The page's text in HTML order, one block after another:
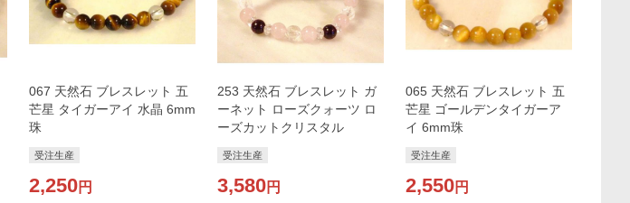
067 天然石 ブレスレット 五
芒星 タイガーアイ 水晶 6mm
珠
受注生産
2,250円
253 天然石 ブレスレット ガ
ーネット ローズクォーツ ロ
ーズカットクリスタル
受注生産
3,580円
065 天然石 ブレスレット 五
芒星 ゴールデンタイガーア
イ 6mm珠
受注生産
2,550円